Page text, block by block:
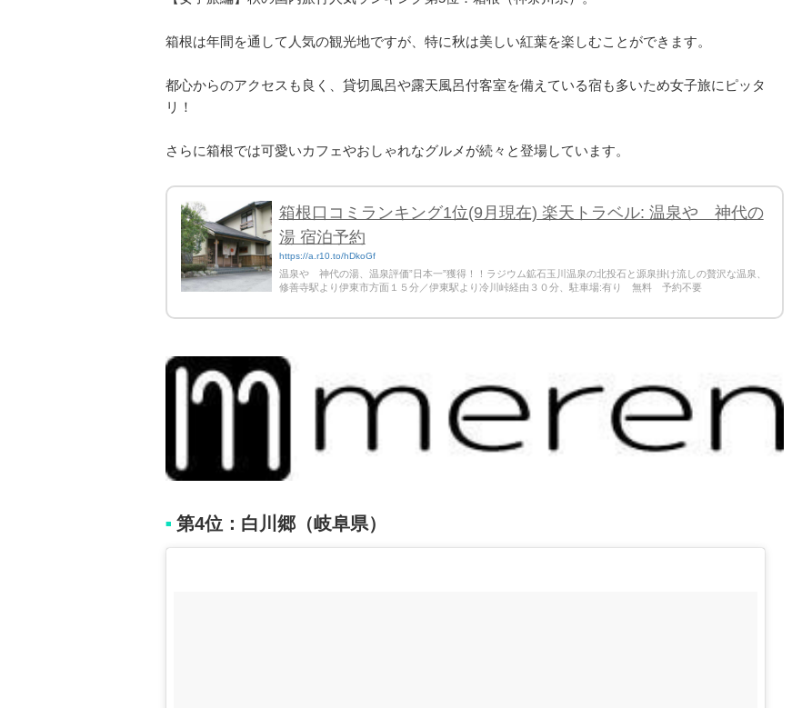
箱根は年間を通して人気の観光地ですが、特に秋は美しい紅葉を楽しむことができます。
都心からのアクセスも良く、貸切風呂や露天風呂付客室を備えている宿も多いため女子旅にピッタ
リ！
さらに箱根では可愛いカフェやおしゃれなグルメが続々と登場しています。
箱根口コミランキング1位(9月現在) 楽天トラベル: 温泉や 神代の
湯 宿泊予約
https://a.r10.to/hDkoGf
温泉や 神代の湯、温泉評価”日本一”獲得！！ラジウム鉱石玉川温泉の北投石と源泉掛け流しの贅沢な温泉、
修善寺駅より伊東市方面１５分／伊東駅より冷川峠経由３０分、駐車場:有り 無料 予約不要
■ 第4位：白川郷（岐阜県）